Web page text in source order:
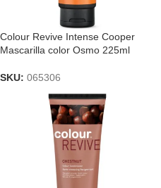
Colour Revive Intense Cooper
Mascarilla color Osmo 225ml
SKU: 065306